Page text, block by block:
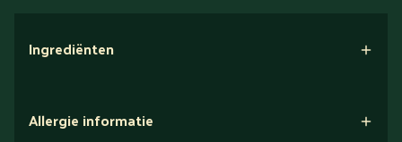
Ingrediënten
Allergie informatie